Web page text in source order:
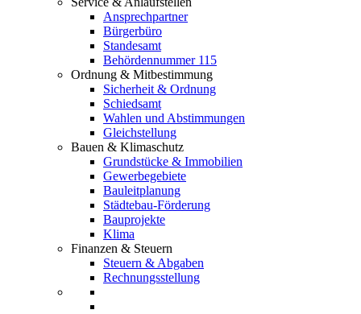
Ansprechpartner
Bürgerbüro
Standesamt
Behördennummer 115
Ordnung & Mitbestimmung
Sicherheit & Ordnung
Schiedsamt
Wahlen und Abstimmungen
Gleichstellung
Bauen & Klimaschutz
Grundstücke & Immobilien
Gewerbegebiete
Bauleitplanung
Städtebau-Förderung
Bauprojekte
Klima
Finanzen & Steuern
Steuern & Abgaben
Rechnungsstellung